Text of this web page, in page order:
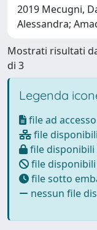
2019 Mecugni,
Alessandra;
Mostrati risultati
di 3
Legenda
file ad
file
file
file
file sotto
nessun file